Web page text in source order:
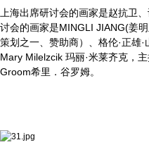
上海出席研讨会的画家是赵抗卫
讨会的画家是MINGLI JIANG(姜
策划之一、赞助商）、格伦·正雄
Mary Milelzcik 玛丽·米莱齐克，
Groom希里．谷罗姆。